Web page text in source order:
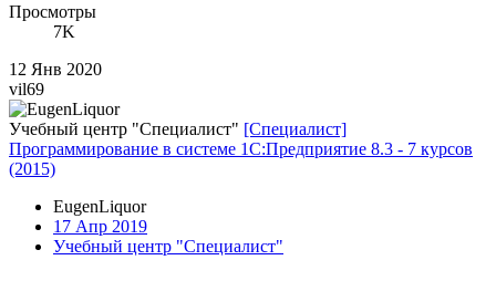
Просмотры
7K
12 Янв 2020
vil69
Учебный центр "Специалист" [Специалист]
Программирование в системе 1С:Предприятие 8.3 - 7 курсов
(2015)
EugenLiquor
17 Апр 2019
Учебный центр "Специалист"